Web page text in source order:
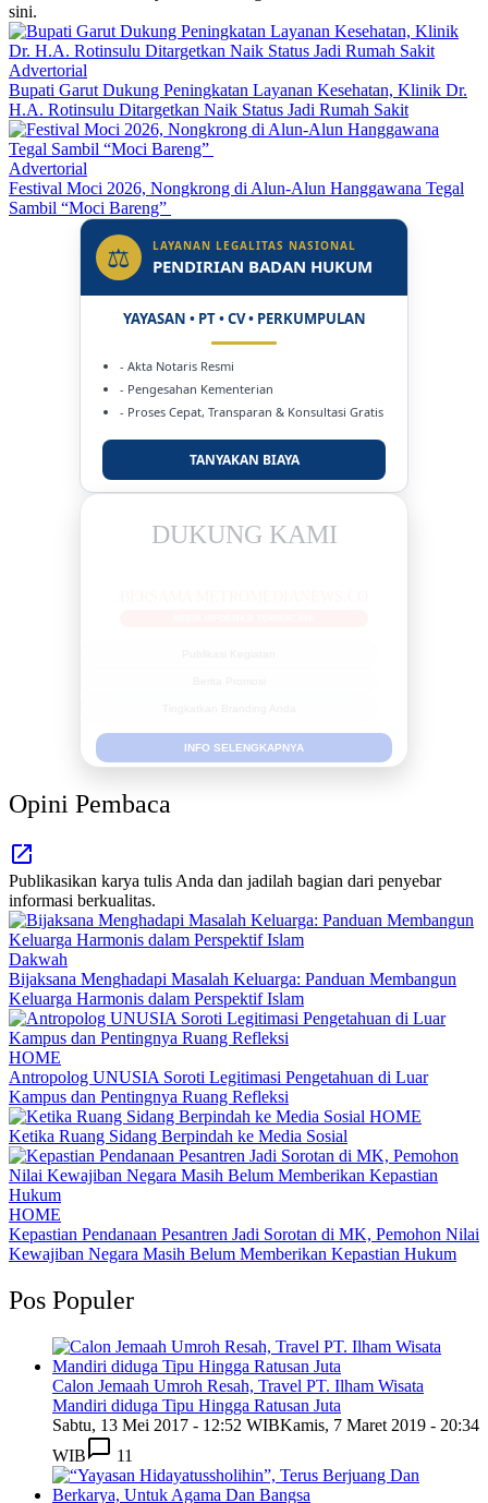
sini.
Advertorial
Bupati Garut Dukung Peningkatan Layanan Kesehatan, Klinik Dr.
H.A. Rotinsulu Ditargetkan Naik Status Jadi Rumah Sakit
Advertorial
Festival Moci 2026, Nongkrong di Alun-Alun Hanggawana Tegal
Sambil “Moci Bareng”
⚖ LAYANAN LEGALITAS NASIONAL
PENDIRIAN BADAN HUKUM
YAYASAN • PT • CV • PERKUMPULAN
- Akta Notaris Resmi
- Pengesahan Kementerian
- Proses Cepat, Transparan & Konsultasi Gratis
TANYAKAN BIAYA
DUKUNG KAMI
INFO SELENGKAPNYA
Opini Pembaca
Publikasikan karya tulis Anda dan jadilah bagian dari penyebar
informasi berkualitas.
Dakwah
Bijaksana Menghadapi Masalah Keluarga: Panduan Membangun
Keluarga Harmonis dalam Perspektif Islam
HOME
Antropolog UNUSIA Soroti Legitimasi Pengetahuan di Luar
Kampus dan Pentingnya Ruang Refleksi
HOME
Ketika Ruang Sidang Berpindah ke Media Sosial
HOME
Kepastian Pendanaan Pesantren Jadi Sorotan di MK, Pemohon Nilai
Kewajiban Negara Masih Belum Memberikan Kepastian Hukum
Pos Populer
Calon Jemaah Umroh Resah, Travel PT. Ilham Wisata
Mandiri diduga Tipu Hingga Ratusan Juta
Sabtu, 13 Mei 2017 - 12:52 WIBKamis, 7 Maret 2019 - 20:34
WIB
11